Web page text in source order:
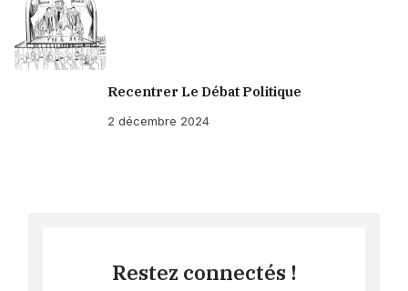
Recentrer Le Débat Politique
2 décembre 2024
Restez connectés !